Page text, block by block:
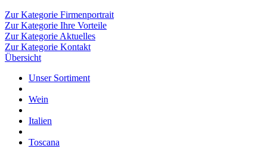
Zur Kategorie Firmenportrait
Zur Kategorie Ihre Vorteile
Zur Kategorie Aktuelles
Zur Kategorie Kontakt
Übersicht
Unser Sortiment
Wein
Italien
Toscana